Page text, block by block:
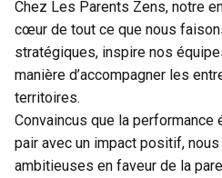
Chez Les Parents Zens, notre
cœur de tout ce que nous
stratégiques, inspire nos
manière d’accompagner les
territoires.
Convaincus que la performance
pair avec un impact positif,
ambitieuses en faveur de la